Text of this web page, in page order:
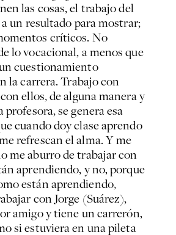
las cosas, el trabajo del
un resultado para mostrar;
críticos. No
lo vocacional, a menos que
cuestionamiento
la carrera. Trabajo con
ellos, de alguna manera y
profesora, se genera esa
cuando doy clase aprendo
refrescan el alma. Y me
me aburro de trabajar con
aprendiendo, y no, porque
están aprendiendo,
con Jorge (Suárez),
amigo y tiene un carrerón,
si estuviera en una pileta